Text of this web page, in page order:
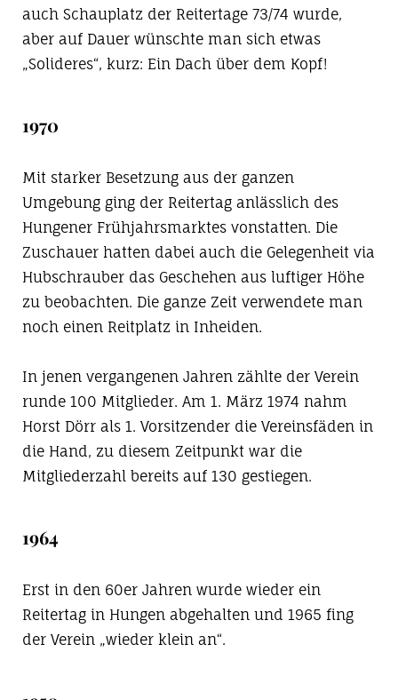
auch Schauplatz der Reitertage 73/74 wurde,
aber auf Dauer wünschte man sich etwas
„Solideres“, kurz: Ein Dach über dem Kopf!
1970
Mit starker Besetzung aus der ganzen
Umgebung ging der Reitertag anlässlich des
Hungener Frühjahrsmarktes vonstatten. Die
Zuschauer hatten dabei auch die Gelegenheit via
Hubschrauber das Geschehen aus luftiger Höhe
zu beobachten. Die ganze Zeit verwendete man
noch einen Reitplatz in Inheiden.
In jenen vergangenen Jahren zählte der Verein
runde 100 Mitglieder. Am 1. März 1974 nahm
Horst Dörr als 1. Vorsitzender die Vereinsfäden in
die Hand, zu diesem Zeitpunkt war die
Mitgliederzahl bereits auf 130 gestiegen.
1964
Erst in den 60er Jahren wurde wieder ein
Reitertag in Hungen abgehalten und 1965 fing
der Verein „wieder klein an“.